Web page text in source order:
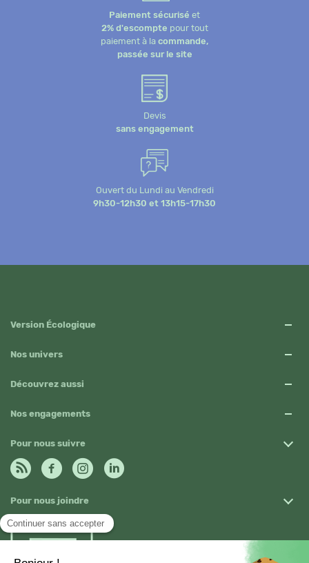
Paiement sécurisé et
2% d'escompte pour tout
paiement à la commande,
passée sur le site
Devis
sans engagement
Ouvert du Lundi au Vendredi
9h30-12h30 et 13h15-17h30
Version Écologique
Nos univers
Découvrez aussi
Nos engagements
Pour nous suivre
Pour nous joindre